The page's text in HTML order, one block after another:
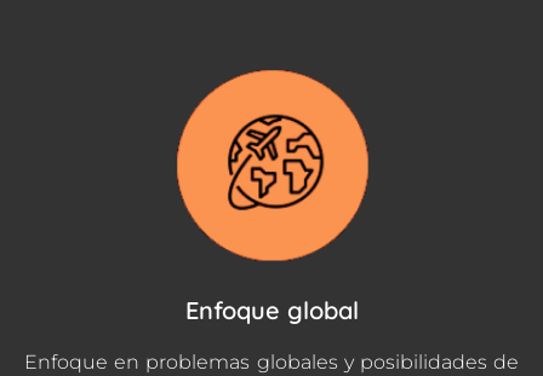
Enfoque global
Enfoque en problemas globales y posibilidades de